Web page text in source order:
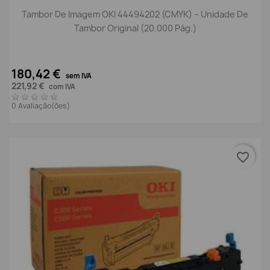
Tambor De Imagem OKI 44494202 (CMYK) – Unidade De
Tambor Original (20.000 Pág.)
180,42 € sem IVA
221,92 € com IVA
0 Avaliação(ões)
favorite_border